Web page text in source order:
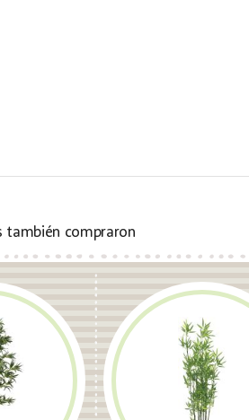
también compraron